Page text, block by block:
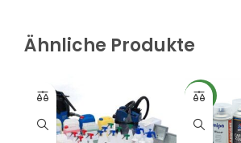
Ähnliche Produkte
NEU